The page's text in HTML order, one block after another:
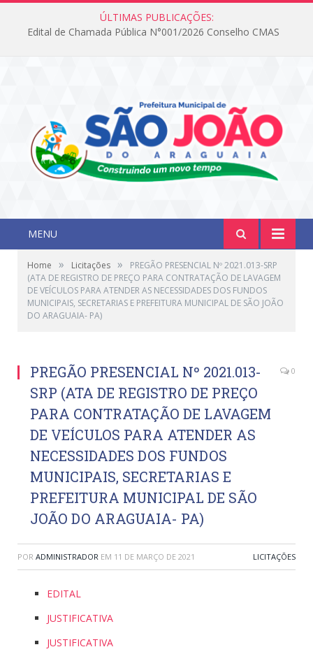
ÚLTIMAS PUBLICAÇÕES:
Edital de Chamada Pública N°001/2026 Conselho CMAS
MENU
Home » Licitações »
PREGÃO PRESENCIAL Nº 2021.013-SRP
(ATA DE REGISTRO DE PREÇO PARA CONTRATAÇÃO DE LAVAGEM
DE VEÍCULOS PARA ATENDER AS NECESSIDADES DOS FUNDOS
MUNICIPAIS, SECRETARIAS E PREFEITURA MUNICIPAL DE SÃO JOÃO
DO ARAGUAIA- PA)
PREGÃO PRESENCIAL Nº 2021.013-
SRP (ATA DE REGISTRO DE PREÇO
PARA CONTRATAÇÃO DE LAVAGEM
DE VEÍCULOS PARA ATENDER AS
NECESSIDADES DOS FUNDOS
MUNICIPAIS, SECRETARIAS E
PREFEITURA MUNICIPAL DE SÃO
JOÃO DO ARAGUAIA- PA)
0
POR ADMINISTRADOR EM 11 DE MARÇO DE 2021 LICITAÇÕES
EDITAL
JUSTIFICATIVA
JUSTIFICATIVA